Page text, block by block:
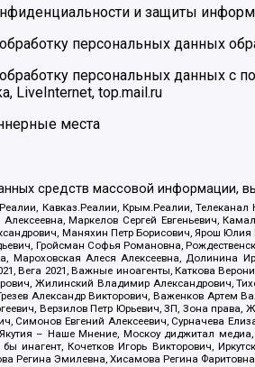
и защиты
персональных данных
персональных данных с
LiveInternet, top.mail.ru
места
средств массовой информации,
Кавказ.Реалии, Крым.Реалии,
Маркелов Сергей Евгеньевич,
Маняхин Петр Борисович, Ярош
Гройсман Софья Романовна,
Мароховская Алеся Алексеевна, Долинина
Вега 2021, Важные иноагенты, Каткова
Жилинский Владимир Александрович,
Александр Викторович, Важенков Артем
Верзилов Петр Юрьевич, ЗП, Зона
Симонов Евгений Алексеевич, Сурначева
– Наше Мнение, Москоу диджитал
инагент, Кочетков Игорь Викторович,
Регина Эмилевна, Хисамова Регина Фаритовна